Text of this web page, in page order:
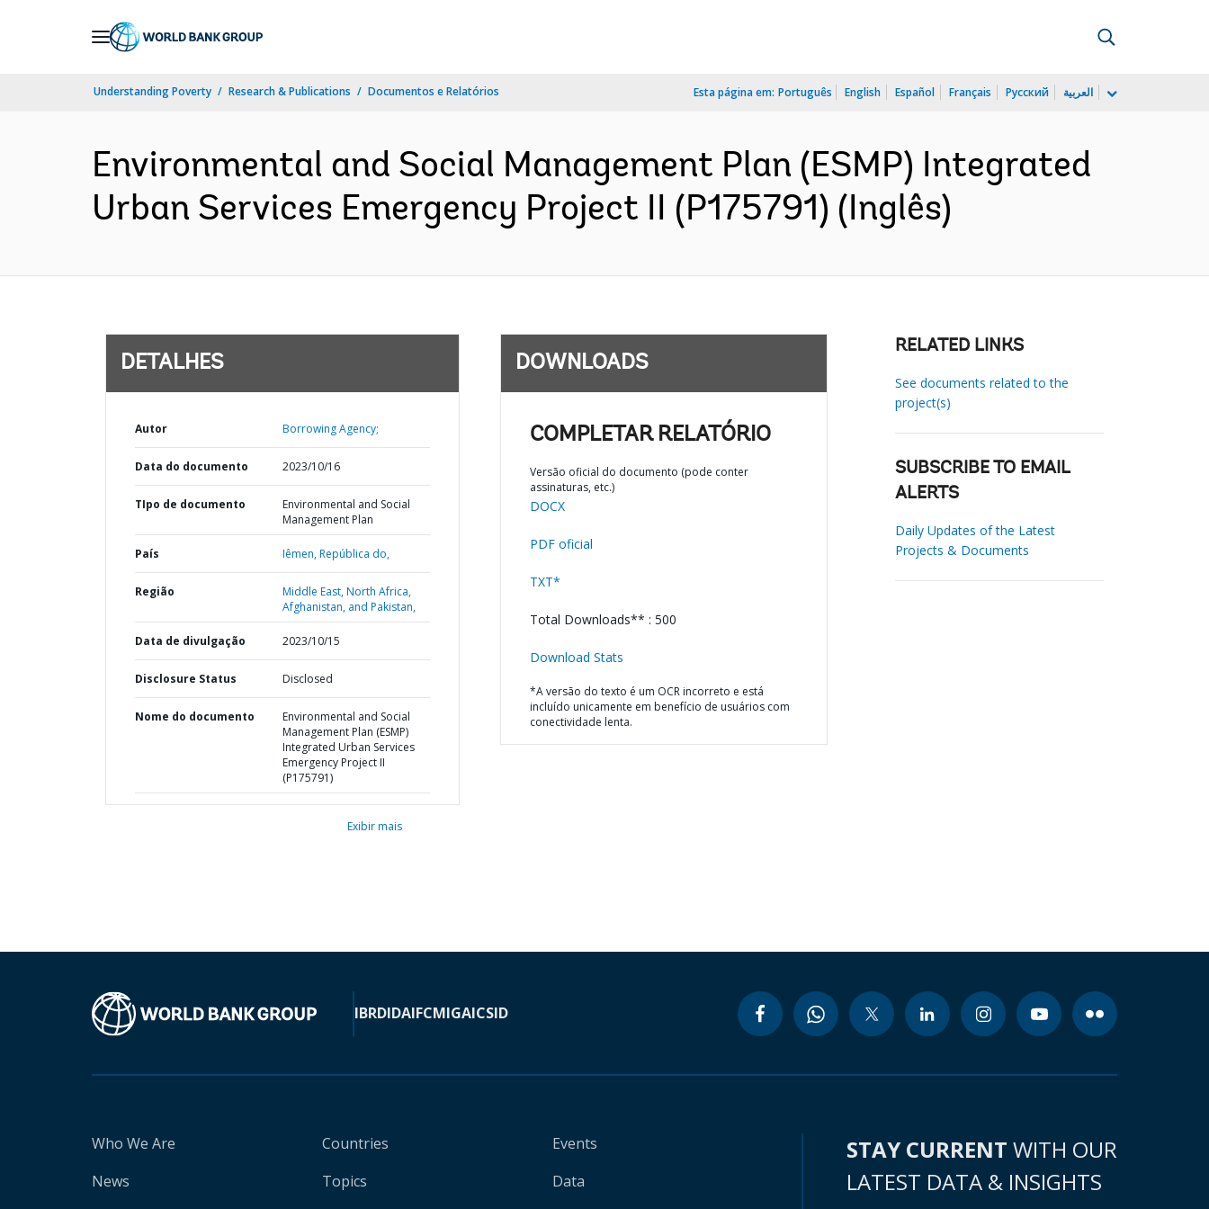
Understanding Poverty Research & Publications Documentos e Relatórios Esta página em: Português English Español Français Русский العربية
Environmental and Social Management Plan (ESMP) Integrated
Urban Services Emergency Project II (P175791) (Inglês)
DETALHES
Autor Borrowing Agency;
Data do documento 2023/10/16
TIpo de documento
Environmental and Social
Management Plan
País Iêmen,República do,
Região
Middle East, North Africa,
Afghanistan, and Pakistan,
Data de divulgação 2023/10/15
Disclosure Status Disclosed
Nome do documento
Environmental and Social
Management Plan (ESMP)
Integrated Urban Services
Emergency Project II
(P175791)
Exibir mais
DOWNLOADS
COMPLETAR RELATÓRIO
Versão oficial do documento (pode conter
assinaturas, etc.)
DOCX
PDF oficial
TXT*
Total Downloads** : 500
Download Stats
*A versão do texto é um OCR incorreto e está
incluído unicamente em benefício de usuários com
conectividade lenta.
RELATED LINKS
See documents related to the
project(s)
SUBSCRIBE TO EMAIL
ALERTS
Daily Updates of the Latest
Projects & Documents
IBRDIDAIFCMIGAICSID
Who We Are
News
Countries
Topics
Events
Data
STAY CURRENT WITH OUR
LATEST DATA & INSIGHTS